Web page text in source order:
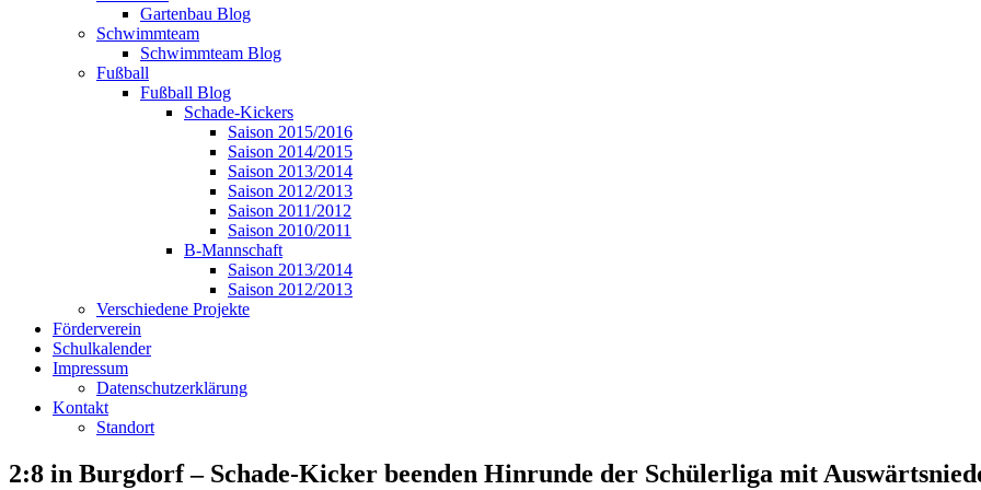
Gartenbau Blog
Schwimmteam
Schwimmteam Blog
Fußball
Fußball Blog
Schade-Kickers
Saison 2015/2016
Saison 2014/2015
Saison 2013/2014
Saison 2012/2013
Saison 2011/2012
Saison 2010/2011
B-Mannschaft
Saison 2013/2014
Saison 2012/2013
Verschiedene Projekte
Förderverein
Schulkalender
Impressum
Datenschutzerklärung
Kontakt
Standort
2:8 in Burgdorf – Schade-Kicker beenden Hinrunde der Schülerliga mit